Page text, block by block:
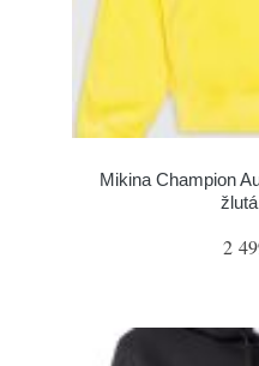
Mikina Champion
2